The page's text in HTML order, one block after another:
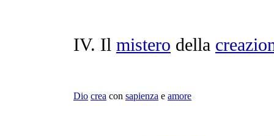
IV. Il mistero della
Dio crea con sapienza e amore